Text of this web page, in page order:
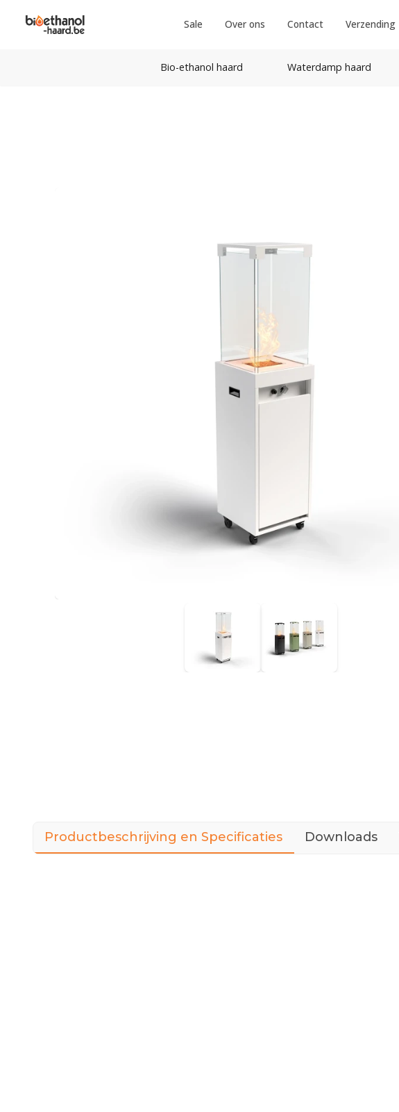
Sale Over ons Contact Verzending
Bio-ethanol haard Waterdamp haard
Productbeschrijving en Specificaties Downloads